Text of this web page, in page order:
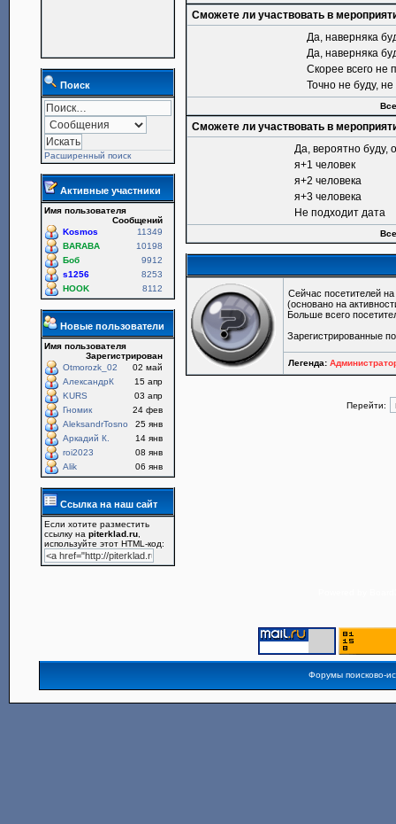
Поиск
Расширенный поиск
Активные участники
Имя пользователя
Сообщений
Kosmos
11349
BARABA
10198
Боб
9912
s1256
8253
HOOK
8112
Новые пользователи
Имя пользователя
Зарегистрирован
Otmorozk_02
02 май
АлександрК
15 апр
KURS
03 апр
Гномик
24 фев
AleksandrTosno
25 янв
Аркадий К.
14 янв
roi2023
08 янв
Alik
06 янв
Ссылка на наш сайт
Если хотите разместить
ссылку наpiterklad.ru
используйте этот HTML-код:
Сможете ли участвовать в
Да, наверняка
Да, наверняка
Скорее всего не
Точно не буду,
Сможете ли участвовать в
Да, вероятно буду,
я+1 человек
я+2 человека
я+3 человека
Не подходит дата
Сейчас посетителей
(основано на
Больше всего
Зарегистрированные
Легенда:
Перейти:
Форумы поисково-